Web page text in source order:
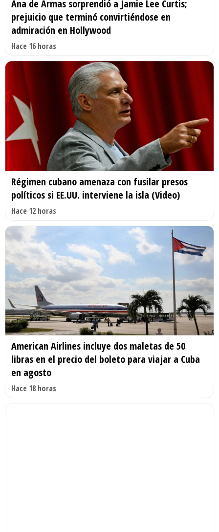
Ana de Armas sorprendió a Jamie Lee Curtis;
prejuicio que terminó convirtiéndose en
admiración en Hollywood
Hace 16 horas
Régimen cubano amenaza con fusilar presos
políticos si EE.UU. interviene la isla (Video)
Hace 12 horas
American Airlines incluye dos maletas de 50
libras en el precio del boleto para viajar a Cuba
en agosto
Hace 18 horas